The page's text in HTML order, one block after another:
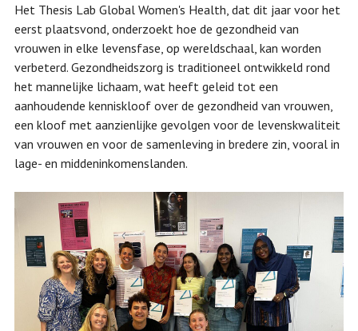
Het Thesis Lab Global Women's Health, dat dit jaar voor het
eerst plaatsvond, onderzoekt hoe de gezondheid van
vrouwen in elke levensfase, op wereldschaal, kan worden
verbeterd. Gezondheidszorg is traditioneel ontwikkeld rond
het mannelijke lichaam, wat heeft geleid tot een
aanhoudende kenniskloof over de gezondheid van vrouwen,
een kloof met aanzienlijke gevolgen voor de levenskwaliteit
van vrouwen en voor de samenleving in bredere zin, vooral in
lage- en middeninkomenslanden.